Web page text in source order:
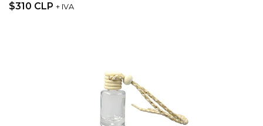
$310 CLP + IVA